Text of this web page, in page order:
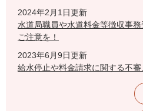
2024年2月1日更新
水道局職員や水道料金等徴収事
ご注意を！
2023年6月9日更新
給水停止や料金請求に関する不審